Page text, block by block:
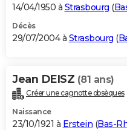
14/04/1950 à Strasbourg (
Décès
29/07/2004 à Strasbourg (
Jean DEISZ (81 ans)
Créer une cagnotte obsèques
Naissance
23/10/1921 à Erstein (Bas-